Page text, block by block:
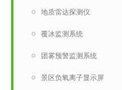
地质雷达探测仪
覆冰监测系统
团雾预警监测系统
景区负氧离子显示屏